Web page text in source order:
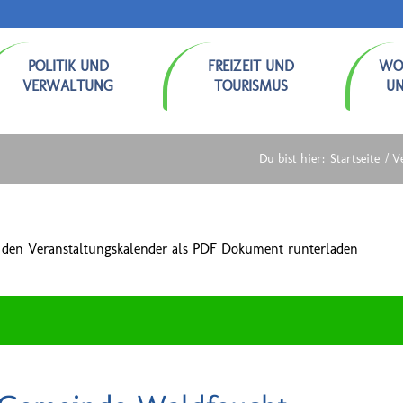
POLITIK UND
VERWALTUNG
FREIZEIT UND
TOURISMUS
Du bist hier: Startseite /
Veranstaltungskalender als PDF Dokument runterladen